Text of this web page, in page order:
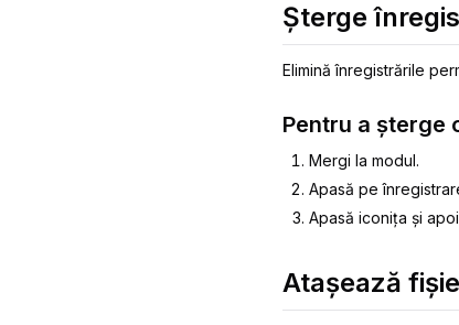
Șterge
Elimină înregistrările
Pentru a șterge
Mergi la modul.
Apasă pe
Apasă iconița și
Atașează